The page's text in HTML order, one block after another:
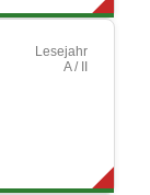
Lesejahr
A / II